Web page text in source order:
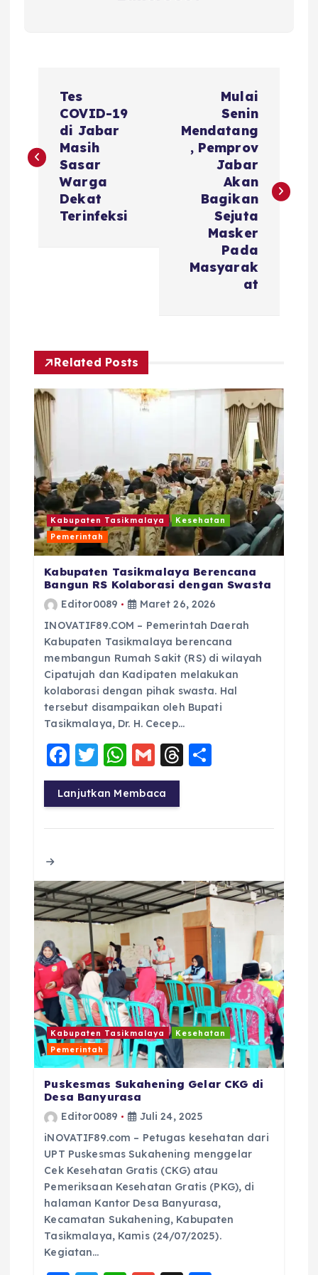
v
p
o
s
Tes
COVID-19
di Jabar
Masih
Sasar
Warga
Dekat
Terinfeksi
Mulai
Senin
Mendatang
, Pemprov
Jabar
Akan
Bagikan
Sejuta
Masker
Pada
Masyarak
at
Related Posts
Kabupaten Tasikmalaya
Kesehatan
Pemerintah
Kabupaten Tasikmalaya Berencana
Bangun RS Kolaborasi dengan Swasta
Editor0089
Maret 26, 2026
INOVATIF89.COM – Pemerintah Daerah
Kabupaten Tasikmalaya berencana
membangun Rumah Sakit (RS) di wilayah
Cipatujah dan Kadipaten melakukan
kolaborasi dengan pihak swasta. Hal
tersebut disampaikan oleh Bupati
Tasikmalaya, Dr. H. Cecep…
F
a
c
e
o
k
T
w
it
te
W
h
a
ts
p
G
m
ai
l
T
a re
Lanjutkan Membaca
Kabupaten Tasikmalaya
Kesehatan
Pemerintah
Puskesmas Sukahening Gelar CKG di
Desa Banyurasa
Editor0089
Juli 24, 2025
iNOVATIF89.com – Petugas kesehatan dari
UPT Puskesmas Sukahening menggelar
Cek Kesehatan Gratis (CKG) atau
Pemeriksaan Kesehatan Gratis (PKG), di
halaman Kantor Desa Banyurasa,
Kecamatan Sukahening, Kabupaten
Tasikmalaya, Kamis (24/07/2025).
Kegiatan…